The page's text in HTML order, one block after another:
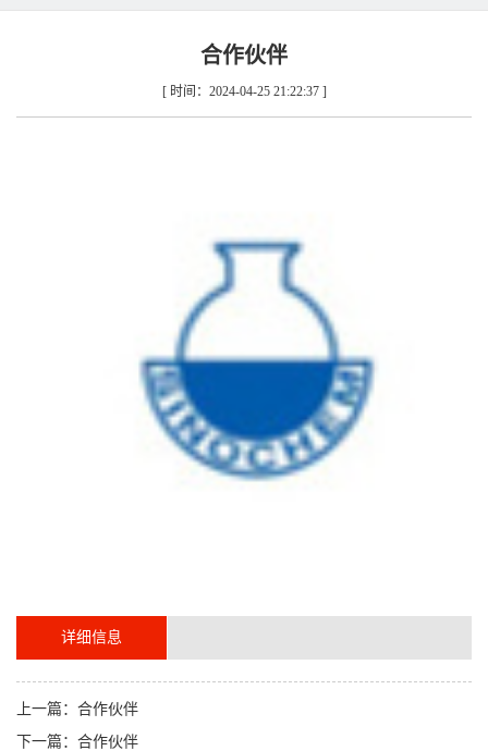
合作伙伴
[ 时间：2024-04-25 21:22:37 ]
详细信息
上一篇： 合作伙伴
下一篇： 合作伙伴